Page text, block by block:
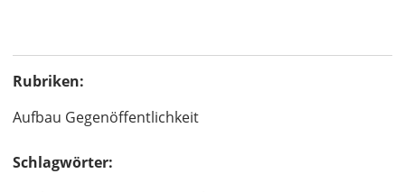
Rubriken:
Aufbau Gegenöffentlichkeit
Schlagwörter: